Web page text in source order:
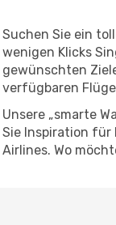
Suchen Sie ein
wenigen Klicks
gewünschten
verfügbaren
Unsere „smarte
Sie Inspiration für
Airlines. Wo